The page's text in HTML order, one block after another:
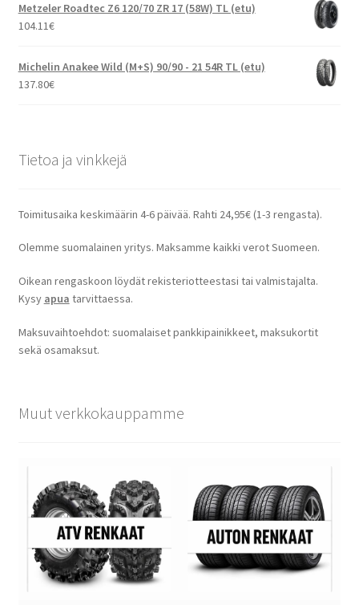
Metzeler Roadtec Z6 120/70 ZR 17 (58W) TL (etu)
104.11€
Michelin Anakee Wild (M+S) 90/90 - 21 54R TL (etu)
137.80€
Tietoa ja vinkkejä
Toimitusaika keskimäärin 4-6 päivää. Rahti 24,95€ (1-3 rengasta).
Olemme suomalainen yritys. Maksamme kaikki verot Suomeen.
Oikean rengaskoon löydät rekisteriotteestasi tai valmistajalta.
Kysy apua tarvittaessa.
Maksuvaihtoehdot: suomalaiset pankkipainikkeet, maksukortit
sekä osamaksut.
Muut verkkokauppamme